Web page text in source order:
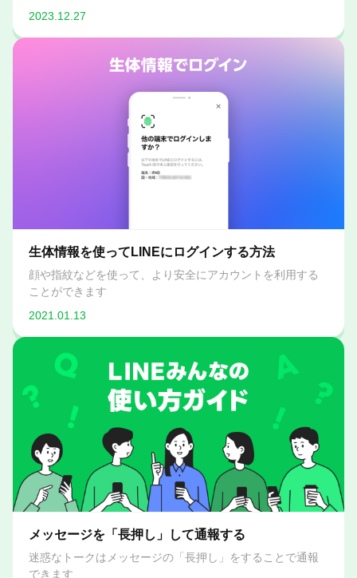
2023.12.27
生体情報を使ってLINEにログインする方法
顔や指紋などを使って、より安全にアカウントを利用する
ことができます
2021.01.13
メッセージを「長押し」して通報する
迷惑なトークはメッセージの「長押し」をすることで通報
できます